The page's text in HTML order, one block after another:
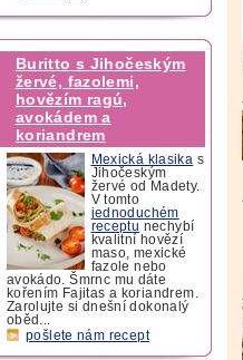
Buritto s Jihočeským
žervé, fazolemi,
hovězím ragú,
avokádem a
koriandrem
Mexická klasika s
Jihočeským
žervé od Madety.
V tomto
jednoduchém
receptu nechybí
kvalitní hovězí
maso, mexické
fazole nebo
avokádo. Šmrnc mu dáte
kořením Fajitas a koriandrem.
Zarolujte si dnešní dokonalý
oběd...
pošlete nám recept